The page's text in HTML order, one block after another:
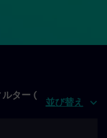
ター (
並び替え